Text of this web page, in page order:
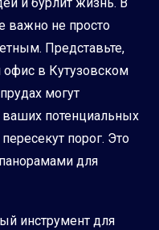
важно не просто
Представьте,
офис в Кутузовском
могут
ваших потенциальных
порог. Это
для
инструмент для